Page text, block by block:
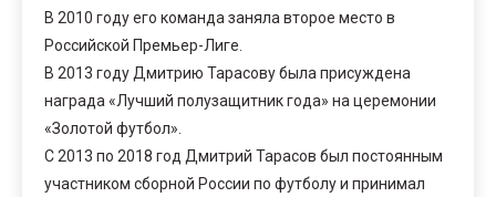
В 2010 году его команда заняла второе место в
Российской Премьер-Лиге.
В 2013 году Дмитрию Тарасову была присуждена
награда «Лучший полузащитник года» на церемонии
«Золотой футбол».
С 2013 по 2018 год Дмитрий Тарасов был постоянным
участником сборной России по футболу и принимал